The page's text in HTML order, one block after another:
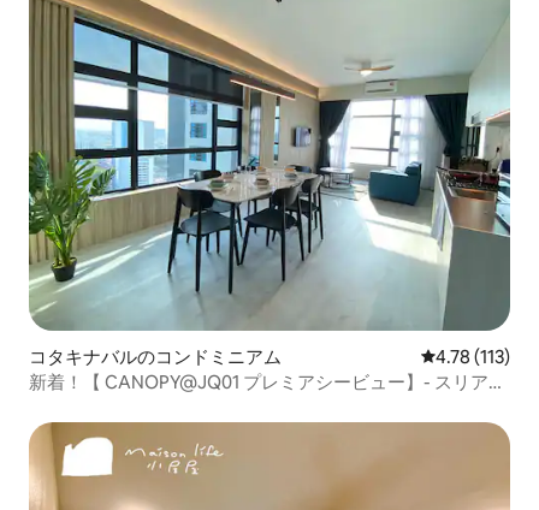
コタキナバルのコンドミニアム レビュー113
4.78 (113)
新着！【 CANOPY@JQ01 プレミアシービュー】- スリア桟